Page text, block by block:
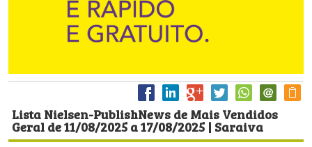
Lista Nielsen-PublishNews de Mais Vendidos
Geral de 11/08/2025 a 17/08/2025 | Saraiva